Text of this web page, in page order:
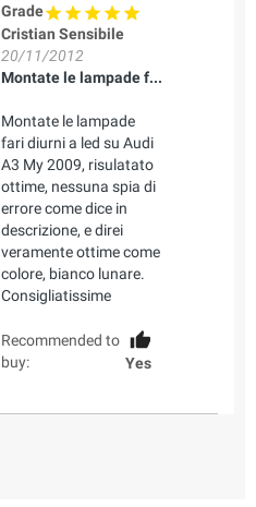
Grade
Cristian Sensibile
20/11/2012
Montate le lampade f...
Montate le lampade
fari diurni a led su Audi
A3 My 2009, risulatato
ottime, nessuna spia di
errore come dice in
descrizione, e direi
veramente ottime come
colore, bianco lunare.
Consigliatissime
Recommended to
buy:
Yes